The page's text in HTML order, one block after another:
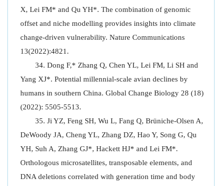
X, Lei FM* and Qu YH*. The combination of genomic
offset and niche modelling provides insights into climate
change-driven vulnerability. Nature Communications
13(2022):4821.
Dong F,* Zhang Q, Chen YL, Lei FM, Li SH and
Yang XJ*. Potential millennial-scale avian declines by
humans in southern China. Global Change Biology 28 (18)
(2022): 5505-5513.
Ji YZ, Feng SH, Wu L, Fang Q, Brüniche-Olsen A,
DeWoody JA, Cheng YL, Zhang DZ, Hao Y, Song G, Qu
YH, Suh A, Zhang GJ*, Hackett HJ* and Lei FM*.
Orthologous microsatellites, transposable elements, and
DNA deletions correlated with generation time and body